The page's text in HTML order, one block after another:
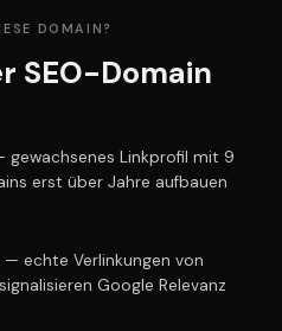
DOMAIN?
SEO-Domain
gewachsenes Linkprofil mit 9
erst über Jahre aufbauen
— echte Verlinkungen von
Google Relevanz